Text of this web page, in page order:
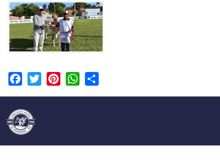
Facebook
Twitter PinterestWhatsApp